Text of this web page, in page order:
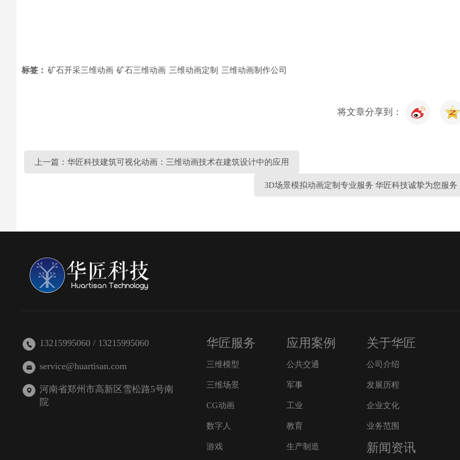
标签： 矿石开采三维动画 矿石三维动画 三维动画定制 三维动画制作公司
将文章分享到：
上一篇：华匠科技建筑可视化动画：三维动画技术在建筑设计中的应用
3D场景模拟动画定制专业服务 华匠科技诚挚为您服务
13215995060 / 13215995060
service@huartisan.com
河南省郑州市高新区雪松路5号南
院
华匠服务
三维模型
三维场景
CG动画
数字人
游戏
应用案例
公共交通
军事
工业
教育
生产制造
关于华匠
公司介绍
发展历程
企业文化
业务范围
新闻资讯